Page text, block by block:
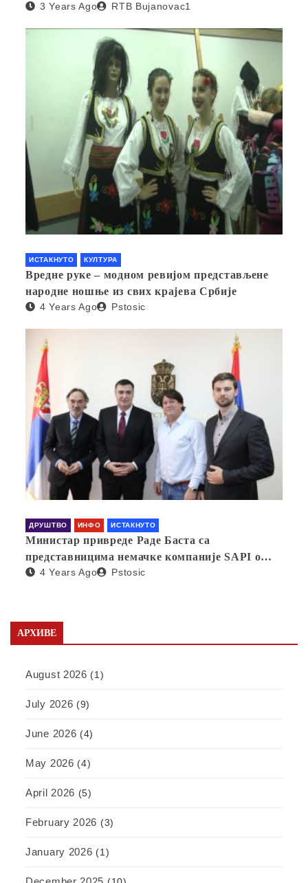
3 Years Ago RTB Bujanovac1
ИСТАКНУТО КУЛТУРА
Вредне руке – модном ревијом представљене
народне ношње из свих крајева Србије
4 Years Ago Pstosic
ДРУШТВО ИНФО ИСТАКНУТО
Министар привреде Раде Баста са
представницима немачке компаније SAPI о
отварању фабрике у Србији
4 Years Ago Pstosic
АРХИВЕ
August 2026 (1)
July 2026 (9)
June 2026 (4)
May 2026 (4)
April 2026 (5)
February 2026 (3)
January 2026 (1)